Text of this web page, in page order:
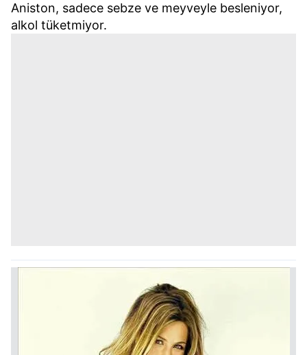
Aniston, sadece sebze ve meyveyle besleniyor,
alkol tüketmiyor.